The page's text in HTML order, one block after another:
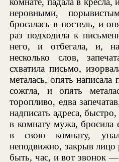
неровными,
бросалась в постель, и
раз подходила к
него, и отбегала, и,
несколько слов,
схватила письмо,
металась, опять написала
сожгла, и опять
торопливо, едва
надписать адреса,
в комнату мужа, бросила
в свою комнату,
неподвижно, закрыв
быть, час, и вот звонок